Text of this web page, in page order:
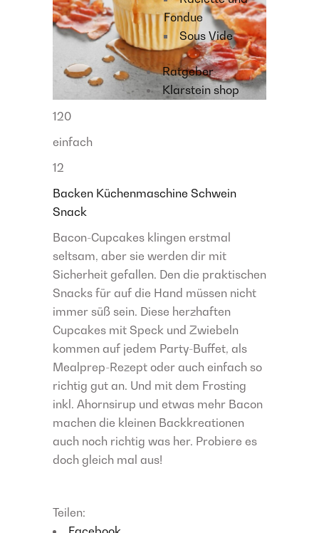
Fondue
Sous Vide
Ratgeber
Klarstein shop
120
einfach
12
Backen Küchenmaschine Schwein
Snack
Bacon-Cupcakes klingen erstmal
seltsam, aber sie werden dir mit
Sicherheit gefallen. Den die praktischen
Snacks für auf die Hand müssen nicht
immer süß sein. Diese herzhaften
Cupcakes mit Speck und Zwiebeln
kommen auf jedem Party-Buffet, als
Mealprep-Rezept oder auch einfach so
richtig gut an. Und mit dem Frosting
inkl. Ahornsirup und etwas mehr Bacon
machen die kleinen Backkreationen
auch noch richtig was her. Probiere es
doch gleich mal aus!
Teilen: